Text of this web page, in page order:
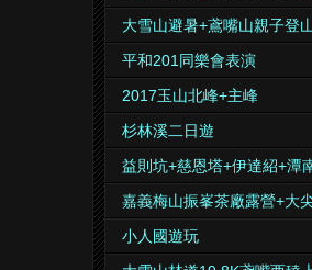
大雪山避暑+鳶嘴山親子登
平和201同樂會表演
2017玉山北峰+主峰
杉林溪二日遊
益則坑+慈恩塔+伊達紹+潭
嘉義梅山振峯茶廠露營+大
小人國遊玩